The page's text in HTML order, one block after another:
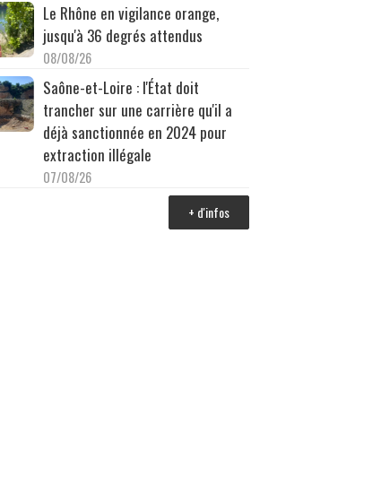
Le Rhône en vigilance orange,
jusqu'à 36 degrés attendus
08/08/26
Saône-et-Loire : l'État doit
trancher sur une carrière qu'il a
déjà sanctionnée en 2024 pour
extraction illégale
07/08/26
+ d'infos